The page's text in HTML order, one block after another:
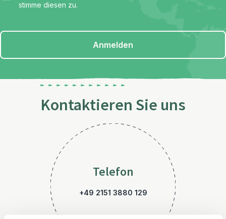
stimme diesen zu.
Anmelden
Kontaktieren Sie uns
Telefon
+49 2151 3880 129